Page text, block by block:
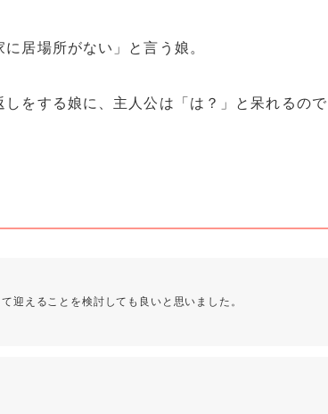
居場所がない」と言う娘。
をする娘に、主人公は「は？」と呆れるの
迎えることを検討しても良いと思いました。